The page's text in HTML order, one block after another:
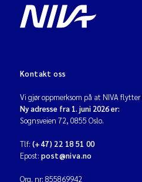
Kontakt oss
Vi gjør oppmerksom på at NIVA
Ny adresse fra 1. juni 2026 er:
Sognsveien 72, 0855 Oslo.
Tlf: (+47) 22 18 51 00
Epost: post@niva.no
Org. nr: 855869942